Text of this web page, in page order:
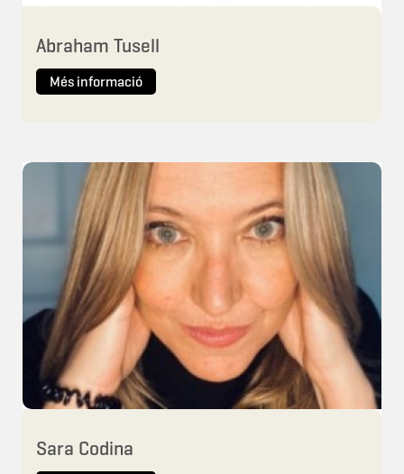
Abraham Tusell
Més informació
Sara Codina